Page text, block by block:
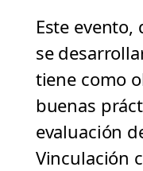
Este
se
tiene como
buenas
evaluación
Vinculación